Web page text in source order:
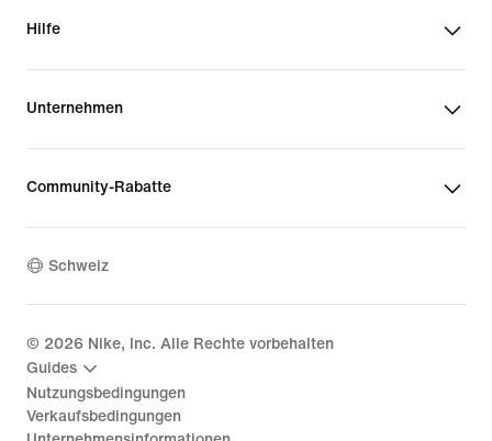
Hilfe
Unternehmen
Community-Rabatte
Schweiz
© 2026 Nike, Inc. Alle Rechte vorbehalten
Guides
Nutzungsbedingungen
Verkaufsbedingungen